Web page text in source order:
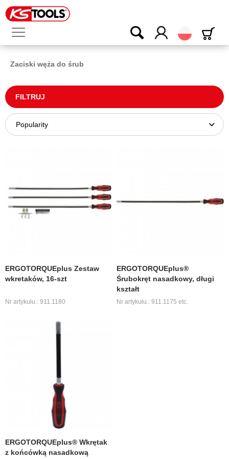
Polski
Zaciski węża do śrub
FILTRUJ
ERGOTORQUEplus Zestaw
wkretaków, 16-szt
Nr artykułu.: 911.1180
ERGOTORQUEplus®
Śrubokręt nasadkowy, długi
kształt
Nr artykułu.: 911.1175 etc.
ERGOTORQUEplus® Wkrętak
z końcówką nasadkową